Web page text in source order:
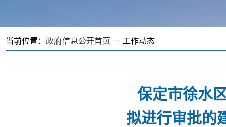
当前位置： 政府信息公开首页 － 工作动态
保定市徐水
拟进行审批的